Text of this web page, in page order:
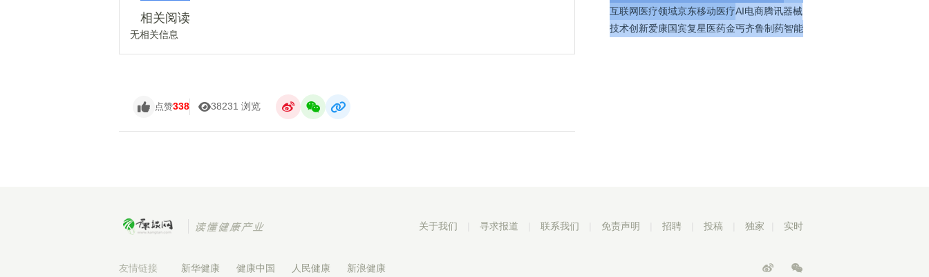
相关阅读
无相关信息
点赞338 38231 浏览
互联网医疗领域京东移动医疗AI电商腾讯器械
技术创新爱康国宾复星医药金丐齐鲁制药智能
关于我们 寻求报道 联系我们 免责声明 招聘 投稿 独家 实时
友情链接 新华健康 健康中国 人民健康 新浪健康